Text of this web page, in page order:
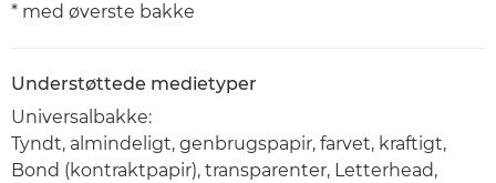
* med øverste bakke
Understøttede medietyper
Universalbakke:
Tyndt, almindeligt, genbrugspapir, farvet, kraftigt,
Bond (kontraktpapir), transparenter, Letterhead,